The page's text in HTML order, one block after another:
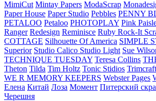
MimiCut Mintay Papers ModaScrap
Paper House Paper Studio Pebbles PENNY
PETALOO Petaloo PHOTOPLAY Pink
Ranger Redesign Reminisce Ruby Rock-It
COTTAGE Silhouette Of America SIMPLE
Superior Studio Calico Studio Light Sue
TECHNIQUE TUESDAY Teresa Collins
Theton Tilda Tim Holtz Tonic Stidios Trimcraft
WE R MEMORY KEEPERS Webster Pages
Елена Китай Лоза Момент Питерский
Черешня